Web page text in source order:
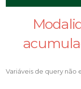
Variáveis de query não